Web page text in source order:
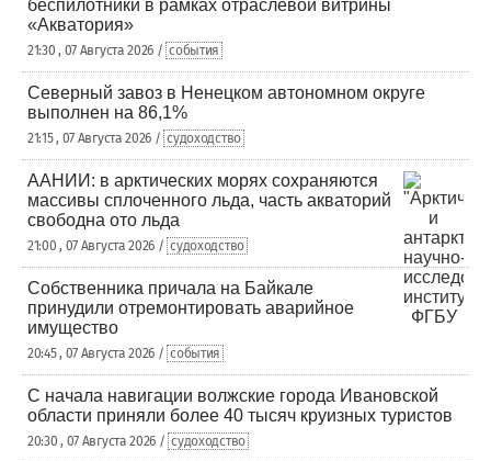
беспилотники в рамках отраслевой витрины
«Акватория»
21:30 , 07 Августа 2026 / события
Северный завоз в Ненецком автономном округе
выполнен на 86,1%
21:15 , 07 Августа 2026 / судоходство
ААНИИ: в арктических морях сохраняются
массивы сплоченного льда, часть акваторий
свободна ото льда
21:00 , 07 Августа 2026 / судоходство
Собственника причала на Байкале
принудили отремонтировать аварийное
имущество
20:45 , 07 Августа 2026 / события
С начала навигации волжские города Ивановской
области приняли более 40 тысяч круизных туристов
20:30 , 07 Августа 2026 / судоходство